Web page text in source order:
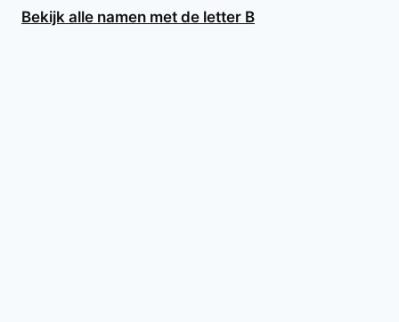
Bekijk alle namen met de letter B